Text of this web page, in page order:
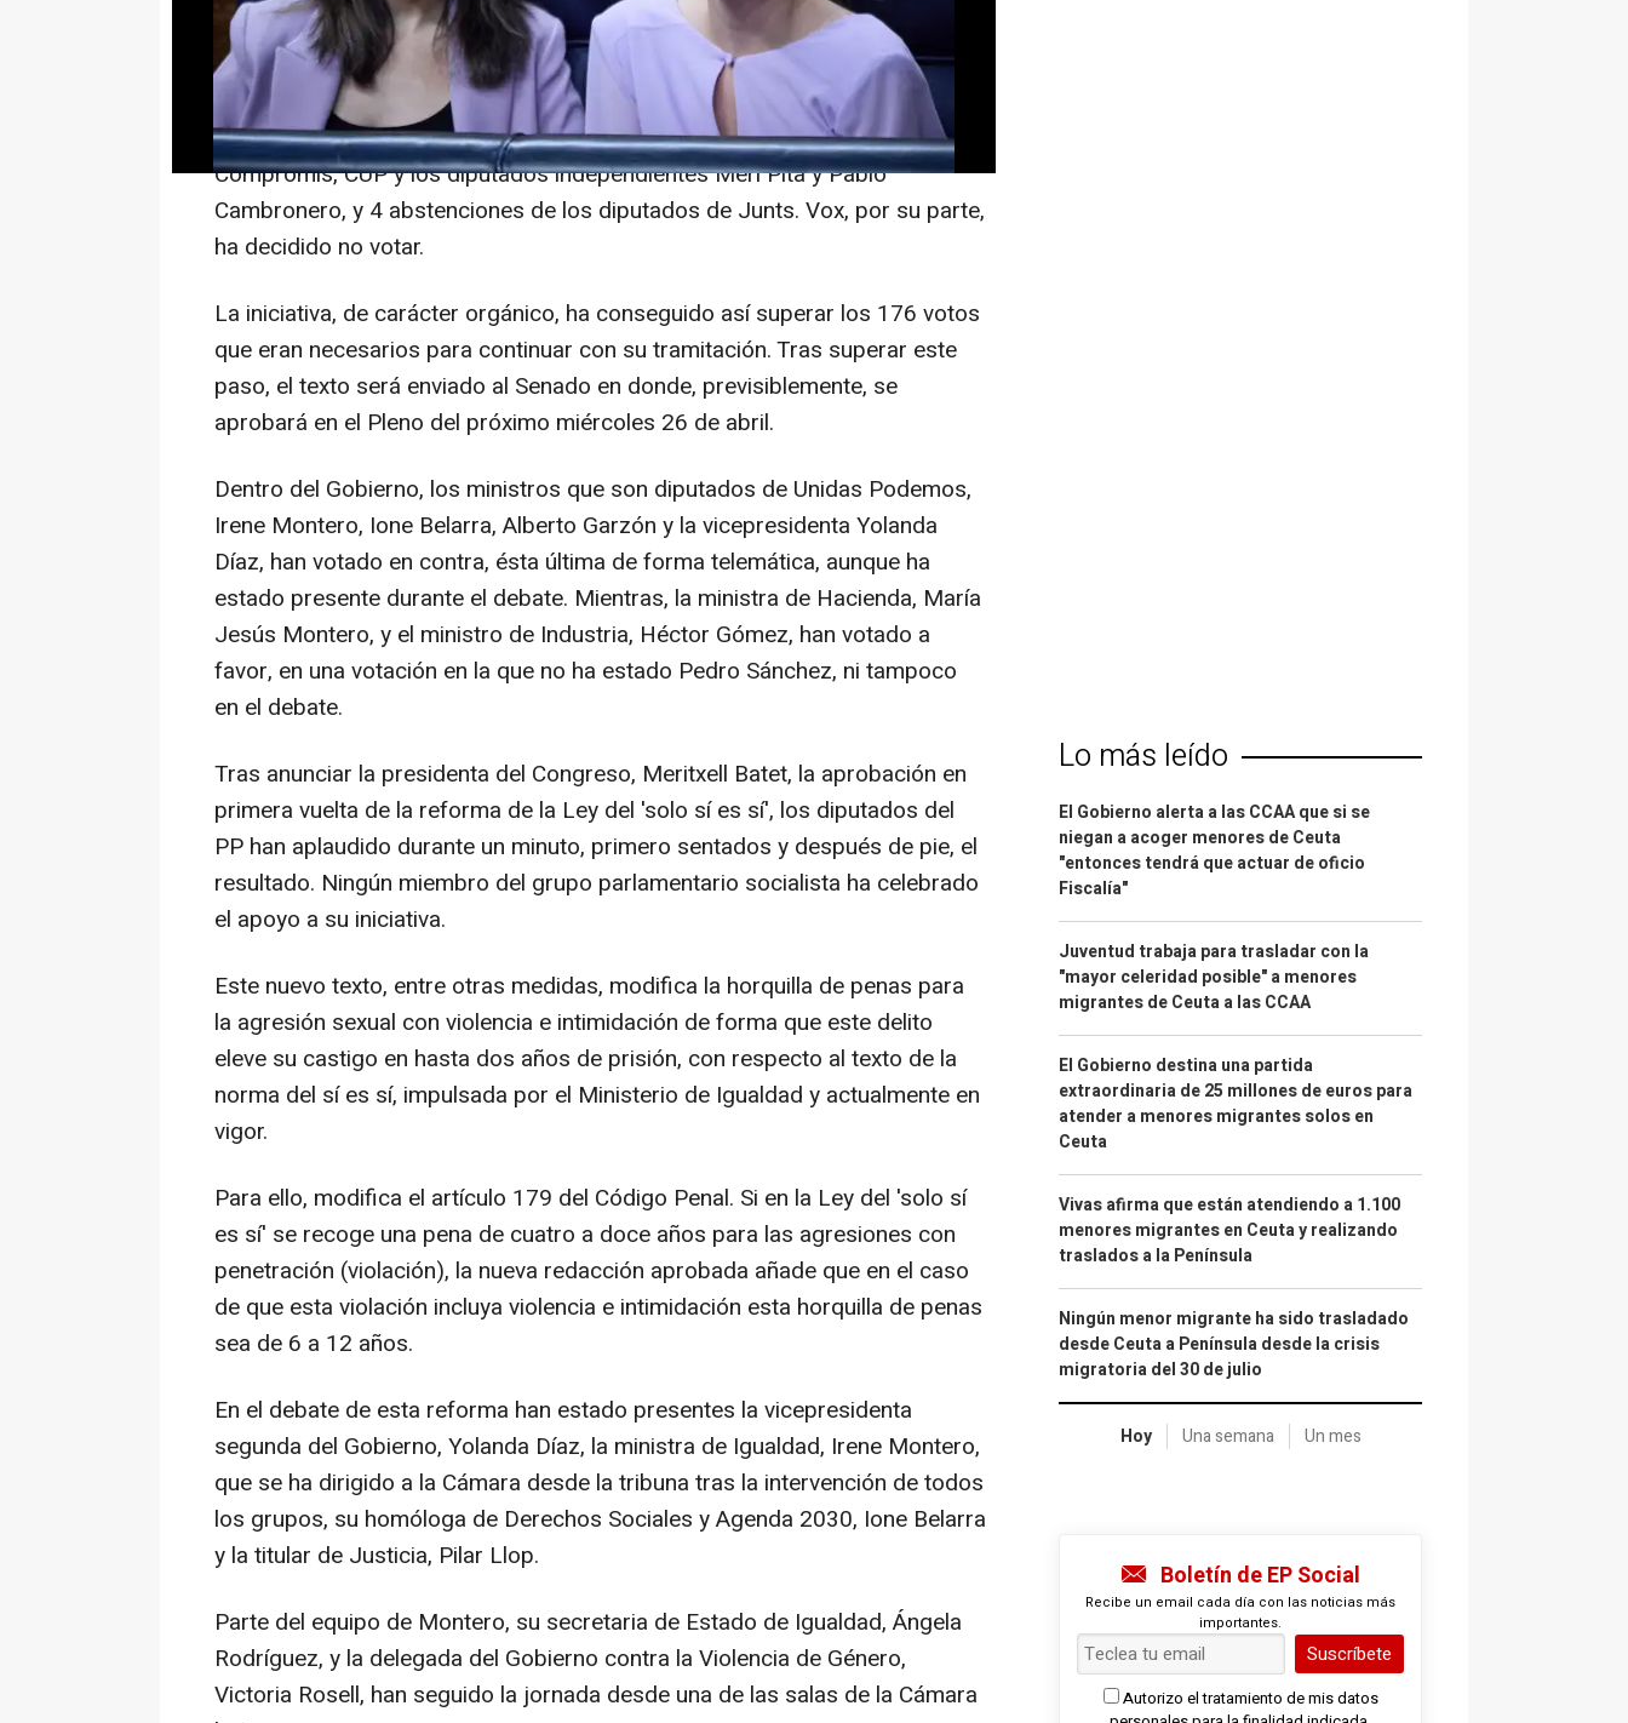
La iniciativa ha obtenido 233 votos a favor, de PSOE, PP, PNV, PDeCAT,
Coalición Canaria, Foro Asturias, Teruel Existe, Partido Regionalista de
Cantabria y Navarra Suma; 59 en contra de Podemos, ERC, Bildu, Más País,
Compromís, CUP y los diputados independientes Meri Pita y Pablo
Cambronero, y 4 abstenciones de los diputados de Junts. Vox, por su parte,
ha decidido no votar.
La iniciativa, de carácter orgánico, ha conseguido así superar los 176 votos
que eran necesarios para continuar con su tramitación. Tras superar este
paso, el texto será enviado al Senado en donde, previsiblemente, se
aprobará en el Pleno del próximo miércoles 26 de abril.
Dentro del Gobierno, los ministros que son diputados de Unidas Podemos,
Irene Montero, Ione Belarra, Alberto Garzón y la vicepresidenta Yolanda
Díaz, han votado en contra, ésta última de forma telemática, aunque ha
estado presente durante el debate. Mientras, la ministra de Hacienda, María
Jesús Montero, y el ministro de Industria, Héctor Gómez, han votado a
favor, en una votación en la que no ha estado Pedro Sánchez, ni tampoco
en el debate.
Tras anunciar la presidenta del Congreso, Meritxell Batet, la aprobación en
primera vuelta de la reforma de la Ley del 'solo sí es sí', los diputados del
PP han aplaudido durante un minuto, primero sentados y después de pie, el
resultado. Ningún miembro del grupo parlamentario socialista ha celebrado
el apoyo a su iniciativa.
Este nuevo texto, entre otras medidas, modifica la horquilla de penas para
la agresión sexual con violencia e intimidación de forma que este delito
eleve su castigo en hasta dos años de prisión, con respecto al texto de la
norma del sí es sí, impulsada por el Ministerio de Igualdad y actualmente en
vigor.
Para ello, modifica el artículo 179 del Código Penal. Si en la Ley del 'solo sí
es sí' se recoge una pena de cuatro a doce años para las agresiones con
penetración (violación), la nueva redacción aprobada añade que en el caso
de que esta violación incluya violencia e intimidación esta horquilla de penas
sea de 6 a 12 años.
En el debate de esta reforma han estado presentes la vicepresidenta
segunda del Gobierno, Yolanda Díaz, la ministra de Igualdad, Irene Montero,
que se ha dirigido a la Cámara desde la tribuna tras la intervención de todos
los grupos, su homóloga de Derechos Sociales y Agenda 2030, Ione Belarra
y la titular de Justicia, Pilar Llop.
Parte del equipo de Montero, su secretaria de Estado de Igualdad, Ángela
Rodríguez, y la delegada del Gobierno contra la Violencia de Género,
Victoria Rosell, han seguido la jornada desde una de las salas de la Cámara
Lo más leído
El Gobierno alerta a las CCAA que si se
niegan a acoger menores de Ceuta
"entonces tendrá que actuar de oficio
Fiscalía"
Juventud trabaja para trasladar con la
"mayor celeridad posible" a menores
migrantes de Ceuta a las CCAA
El Gobierno destina una partida
extraordinaria de 25 millones de euros para
atender a menores migrantes solos en
Ceuta
Vivas afirma que están atendiendo a 1.100
menores migrantes en Ceuta y realizando
traslados a la Península
Ningún menor migrante ha sido trasladado
desde Ceuta a Península desde la crisis
migratoria del 30 de julio
Hoy Una semana Un mes
Boletín de EP Social
Recibe un email cada día con las noticias más
importantes.
Suscríbete
Autorizo el tratamiento de mis datos